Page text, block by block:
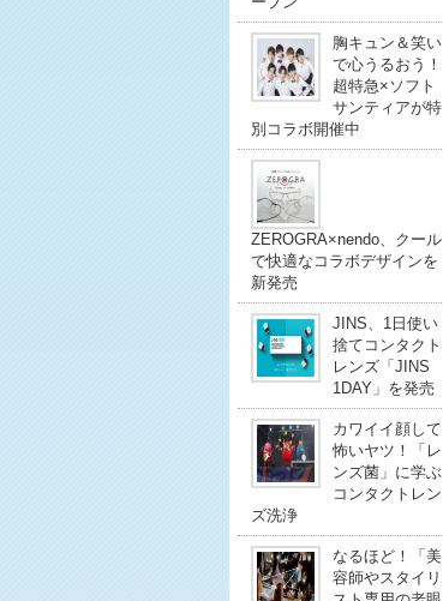
胸キュン＆笑い
で心うるおう！
超特急×ソフト
サンティアが特
別コラボ開催中
ZEROGRA×nendo、クール
で快適なコラボデザインを
新発売
JINS、1日使い
捨てコンタクト
レンズ「JINS
1DAY」を発売
カワイイ顔して
怖いヤツ！「レ
ンズ菌」に学ぶ
コンタクトレン
ズ洗浄
なるほど！「美
容師やスタイリ